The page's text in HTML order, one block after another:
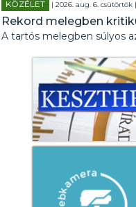
KÖZÉLET | 2026. aug. 6. csütörtök |
Rekord melegben
A tartós melegben súlyos